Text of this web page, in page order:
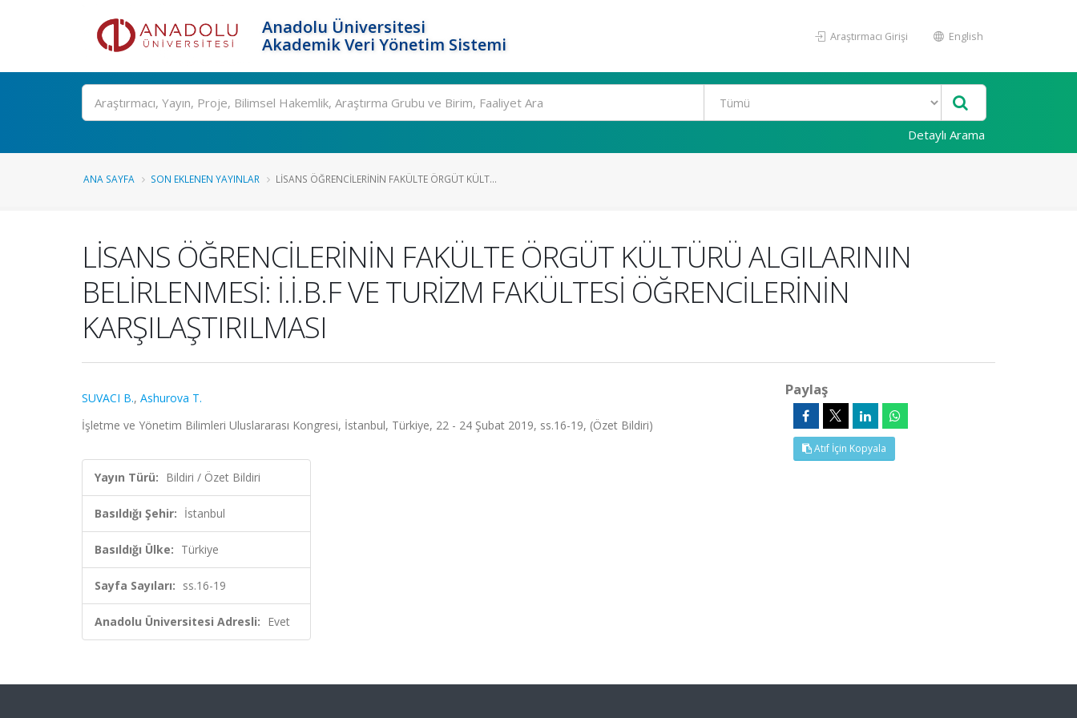
Anadolu Üniversitesi
Akademik Veri Yönetim Sistemi
Araştırmacı Girişi English
Ara
Detaylı Arama
ANA SAYFA SON EKLENEN YAYINLAR LİSANS ÖĞRENCİLERİNİN FAKÜLTE ÖRGÜT KÜLT...
LİSANS ÖĞRENCİLERİNİN FAKÜLTE ÖRGÜT KÜLTÜRÜ ALGILARININ
BELİRLENMESİ: İ.İ.B.F VE TURİZM FAKÜLTESİ ÖĞRENCİLERİNİN
KARŞILAŞTIRILMASI
SUVACI B., Ashurova T.
İşletme ve Yönetim Bilimleri Uluslararası Kongresi, İstanbul, Türkiye, 22 - 24 Şubat 2019, ss.16-19, (Özet Bildiri)
Yayın Türü: Bildiri / Özet Bildiri
Basıldığı Şehir: İstanbul
Basıldığı Ülke: Türkiye
Sayfa Sayıları: ss.16-19
Anadolu Üniversitesi Adresli: Evet
Paylaş
Atıf İçin Kopyala